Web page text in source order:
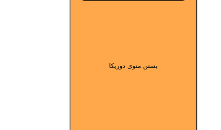
بستن منوی دوریکا